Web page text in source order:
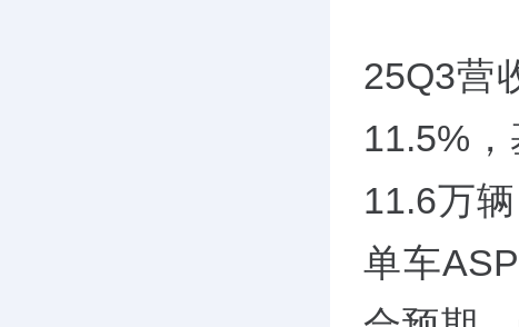
25Q3营
11.5%
11.6万
单车